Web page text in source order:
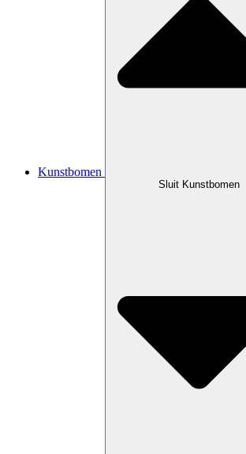
Kunstbomen
Sluit Kunstbomen